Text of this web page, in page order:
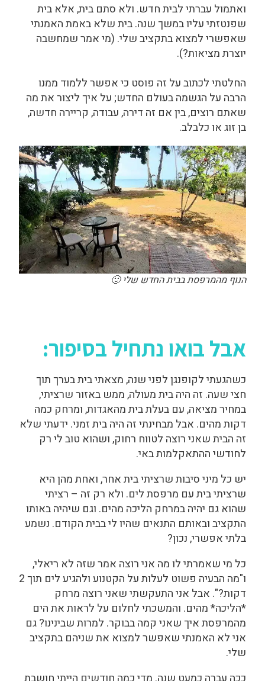
ואתמול עברתי לבית חדש. ולא סתם בית, אלא בית
שפנטזתי עליו במשך שנה. בית שלא באמת האמנתי
שאפשרי למצוא בתקציב שלי. (מי אמר שמחשבה
יוצרת מציאות?).
החלטתי לכתוב על זה פוסט כי אפשר ללמוד ממנו
הרבה על הגשמה בעולם החדש; על איך ליצור את מה
שאתם רוצים, בין אם זה דירה, עבודה, קריירה חדשה,
בן זוג או כלבלב.
הנוף מהמרפסת בבית החדש שלי 🙂
אבל בואו נתחיל בסיפור:
כשהגעתי לקופנגן לפני שנה, מצאתי בית בערך תוך
חצי שעה. זה היה בית מעולה, ממש באזור שרציתי,
במחיר מציאה, עם בעלת בית מהאגדות, ומרחק כמה
דקות מהים. אבל מבחינתי זה היה בית זמני. ידעתי שלא
זה הבית שאני רוצה לטווח רחוק, ושהוא טוב לי רק
לחודשי ההתאקלמות באי.
יש כל מיני סיבות שרציתי בית אחר, ואחת מהן היא
שרציתי בית עם מרפסת לים. ולא רק זה – רציתי
שהוא גם יהיה במרחק הליכה מהים. וגם שיהיה באותו
התקציב ובאותם התנאים שהיו לי בבית הקודם. נשמע
בלתי אפשרי, נכון?
כל מי שאמרתי לו מה אני רוצה אמר שזה לא ריאלי,
ו"מה הבעיה פשוט לעלות על הקטנוע ולהגיע לים תוך 2
דקות?". אבל אני התעקשתי שאני רוצה מרחק
*הליכה* מהים. והמשכתי לחלום על לראות את הים
מהמרפסת איך שאני קמה בבוקר. למרות שבינינו? גם
אני לא האמנתי שאפשר למצוא את שניהם בתקציב
שלי.